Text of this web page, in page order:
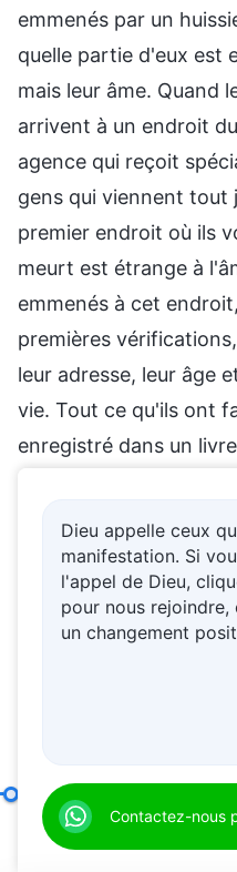
emmenés par un
quelle partie d'eux est
mais leur âme. Quand
arrivent à un endroit
agence qui reçoit
gens qui viennent tout
premier endroit où ils
meurt est étrange à
emmenés à cet
premières
leur adresse, leur âge
vie. Tout ce qu'ils ont
enregistré dans un
tout au long de sa vie
déterminer si elle sera
d'être réincarnée en
familier. Cela n'est
Dieu appelle ceux
manifestation. Si
l'appel de Dieu,
pour nous
un changement
Contactez-nous
Dieu Lui-même,